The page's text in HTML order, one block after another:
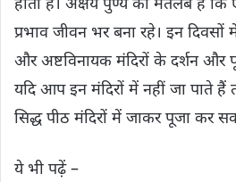
होती है। अक्षय पुण्य का मतलब है
प्रभाव जीवन भर बना रहे। इन दिवसों
और अष्टविनायक मंदिरों के दर्शन और
यदि आप इन मंदिरों में नहीं जा पाते
सिद्ध पीठ मंदिरों में जाकर पूजा कर
ये भी पढ़ें –